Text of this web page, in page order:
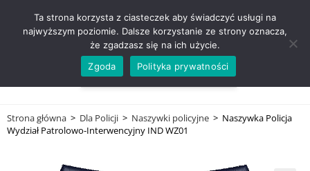
ZADZWOŃ TEL. 600 352 938
Strona główna > Dla Policji > Naszywki policyjne > Naszywka Policja
Wydział Patrolowo-Interwencyjny IND WZ01
Ta strona korzysta z ciasteczek aby świadczyć usługi na
najwyższym poziomie. Dalsze korzystanie ze strony oznacza,
że zgadzasz się na ich użycie.
Zgoda
Polityka prywatności